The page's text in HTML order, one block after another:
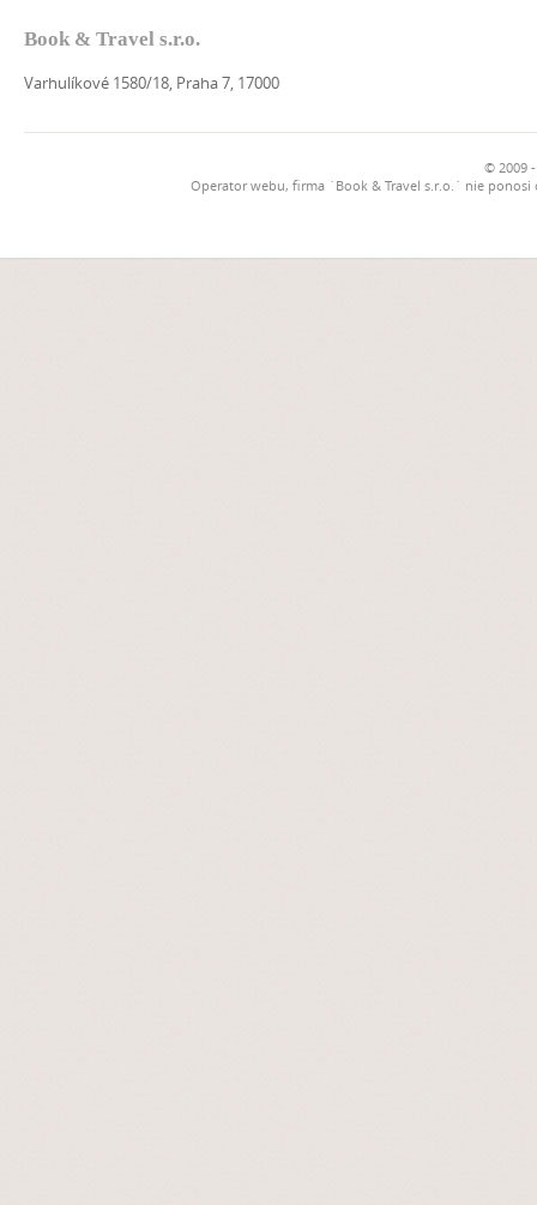
Book & Travel s.r.o.
Varhulíkové 1580/18, Praha 7, 17000
© 2009
Operator webu, firma `Book & Travel s.r.o.` nie